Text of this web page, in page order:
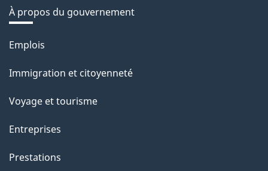
À propos du gouvernement
Thèmes
sujets
Emplois
Immigration et citoyenneté
Voyage et tourisme
Entreprises
Prestations